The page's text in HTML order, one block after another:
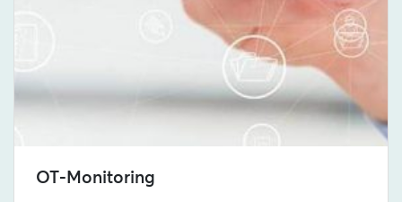
OT-Monitoring